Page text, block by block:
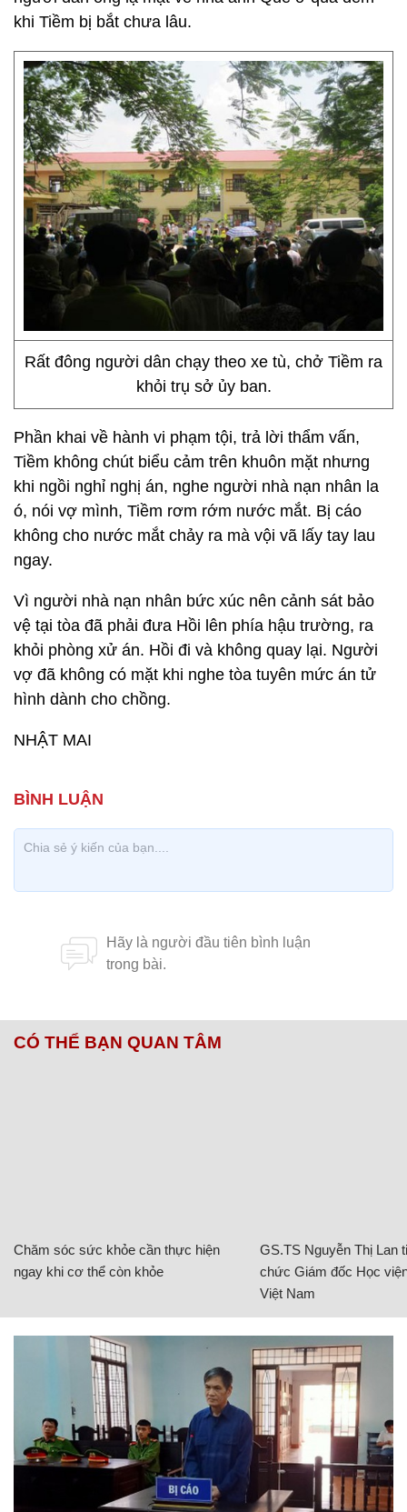
khi Tiềm bị bắt chưa lâu.
Rất đông người dân chạy theo xe tù, chở Tiềm ra
khỏi trụ sở ủy ban.
Phần khai về hành vi phạm tội, trả lời thẩm vấn,
Tiềm không chút biểu cảm trên khuôn mặt nhưng
khi ngồi nghỉ nghị án, nghe người nhà nạn nhân la
ó, nói vợ mình, Tiềm rơm rớm nước mắt. Bị cáo
không cho nước mắt chảy ra mà vội vã lấy tay lau
ngay.
Vì người nhà nạn nhân bức xúc nên cảnh sát bảo
vệ tại tòa đã phải đưa Hồi lên phía hậu trường, ra
khỏi phòng xử án. Hồi đi và không quay lại. Người
vợ đã không có mặt khi nghe tòa tuyên mức án tử
hình dành cho chồng.
NHẬT MAI
CÓ THỂ BẠN QUAN TÂM
Chăm sóc sức khỏe cần thực hiện
ngay khi cơ thể còn khỏe
GS.TS Nguyễn Thị Lan
chức Giám đốc Học
Việt Nam